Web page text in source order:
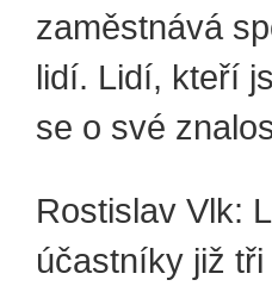
zaměstnává
lidí. Lidí, kteří
se o své
Rostislav Vlk:
účastníky již